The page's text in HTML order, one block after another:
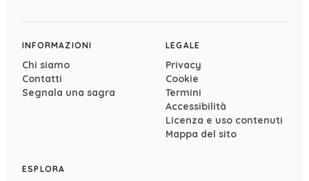
INFORMAZIONI
Chi siamo
Contatti
Segnala una sagra
LEGALE
Privacy
Cookie
Termini
Accessibilità
Licenza e uso contenuti
Mappa del sito
ESPLORA